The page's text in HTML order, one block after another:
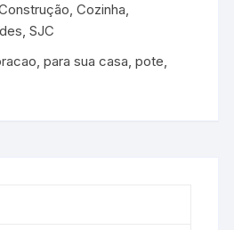
,Cozinha,
,SJC
,para sua casa,pote,